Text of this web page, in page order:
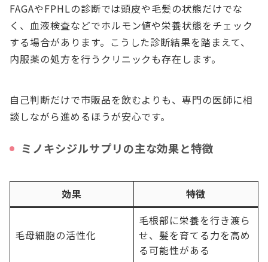
FAGAやFPHLの診断では頭皮や毛髪の状態だけでな
く、血液検査などでホルモン値や栄養状態をチェック
する場合があります。こうした診断結果を踏まえて、
内服薬の処方を行うクリニックも存在します。
自己判断だけで市販品を飲むよりも、専門の医師に相
談しながら進めるほうが安心です。
ミノキシジルサプリの主な効果と特徴
効果 特徴
毛母細胞の活性化
毛根部に栄養を行き渡ら
せ、髪を育てる力を高め
る可能性がある